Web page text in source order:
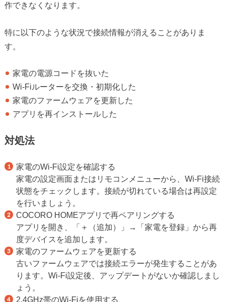
作できなくなります。
特に以下のような状況で接続情報が消えることがありま
す。
家電の電源コードを抜いた
Wi-Fiルーターを交換・初期化した
家電のファームウェアを更新した
アプリを再インストールした
対処法
家電のWi-Fi設定を確認する
家電の設定画面またはリモコンメニューから、Wi-Fi接続
状態をチェックします。接続が切れている場合は再設定
を行いましょう。
COCORO HOMEアプリで再ペアリングする
アプリを開き、「＋（追加）」→「家電を登録」から再
度デバイスを追加します。
家電のファームウェアを更新する
古いファームウェアでは接続エラーが発生することがあ
ります。Wi-Fi設定後、アップデートがないか確認しまし
ょう。
2.4GHz帯のWi-Fiを使用する